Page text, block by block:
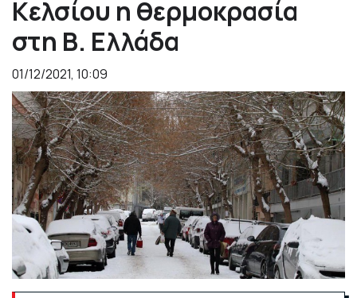
Κελσίου η θερμοκρασία
στη Β. Ελλάδα
01/12/2021, 10:09